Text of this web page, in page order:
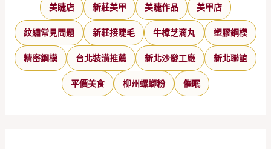
美睫店 新莊美甲 美睫作品 美甲店
紋繡常見問題 新莊接睫毛 牛樟芝滴丸 塑膠鋼模
精密鋼模 台北裝潢推薦 新北沙發工廠 新北聯誼
平價美食 柳州螺螄粉 催眠